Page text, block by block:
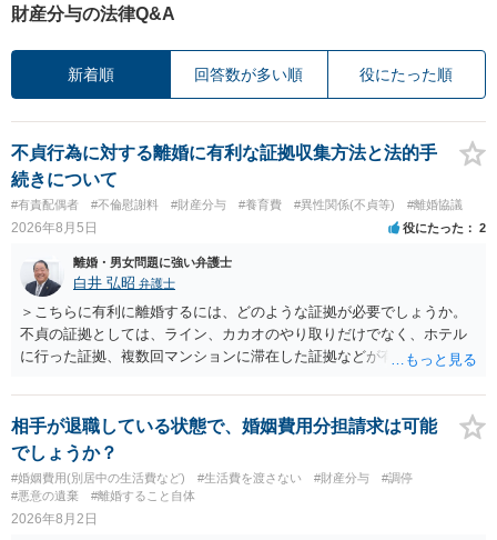
財産分与の法律Q&A
新着順 回答数が多い順 役にたった順
不貞行為に対する離婚に有利な証拠収集方法と法的手
続きについて
#有責配偶者 #不倫慰謝料 #財産分与 #養育費 #異性関係(不貞等) #離婚協議
2026年8月5日 役にたった 2
離婚・男女問題に強い弁護士
白井 弘昭 弁護士
＞こちらに有利に離婚するには、どのような証拠が必要でしょうか。
不貞の証拠としては、ライン、カカオのやり取りだけでなく、ホテル
に行った証拠、複数回マンションに滞在した証拠などが有効です。 不
婚する、慰謝料をとるなど）ことができると思われます。 ただし、不
貞発覚後、長期間同居を続けると、不貞を許したとの評価につながる
場合がありますので、ご注意ください。 以上、ご参考まで。
相手が退職している状態で、婚姻費用分担請求は可能
でしょうか？
#婚姻費用(別居中の生活費など) #生活費を渡さない #財産分与
#調停
#悪意の遺棄
#離婚すること自体
2026年8月2日